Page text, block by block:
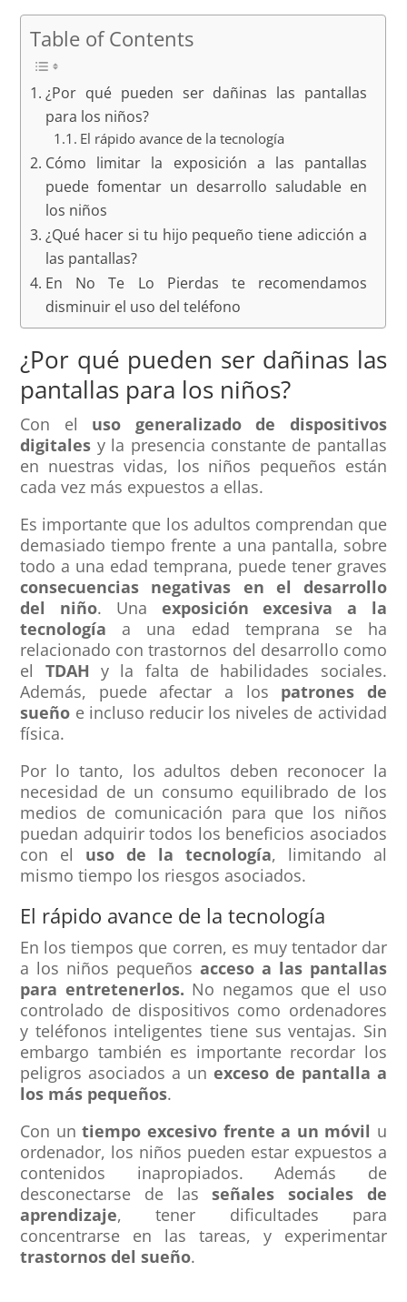
Table of Contents
¿Por qué pueden ser dañinas las pantallas
para los niños?
El rápido avance de la tecnología
Cómo limitar la exposición a las pantallas
puede fomentar un desarrollo saludable en
los niños
¿Qué hacer si tu hijo pequeño tiene adicción a
las pantallas?
En No Te Lo Pierdas te recomendamos
disminuir el uso del teléfono
¿Por qué pueden ser dañinas las
pantallas para los niños?
Con el uso generalizado de dispositivos
digitales y la presencia constante de pantallas
en nuestras vidas, los niños pequeños están
cada vez más expuestos a ellas.
Es importante que los adultos comprendan que
demasiado tiempo frente a una pantalla, sobre
todo a una edad temprana, puede tener graves
consecuencias negativas en el desarrollo
del niño. Una exposición excesiva a la
tecnología a una edad temprana se ha
relacionado con trastornos del desarrollo como
el TDAH y la falta de habilidades sociales.
Además, puede afectar a los patrones de
sueño e incluso reducir los niveles de actividad
física.
Por lo tanto, los adultos deben reconocer la
necesidad de un consumo equilibrado de los
medios de comunicación para que los niños
puedan adquirir todos los beneficios asociados
con el uso de la tecnología, limitando al
mismo tiempo los riesgos asociados.
El rápido avance de la tecnología
En los tiempos que corren, es muy tentador dar
a los niños pequeños acceso a las pantallas
para entretenerlos. No negamos que el uso
controlado de dispositivos como ordenadores
y teléfonos inteligentes tiene sus ventajas. Sin
embargo también es importante recordar los
peligros asociados a un exceso de pantalla a
los más pequeños.
Con untiempo excesivo frente a un móvil u
ordenador, los niños pueden estar expuestos a
contenidos inapropiados. Además de
desconectarse de lasseñales sociales de
aprendizaje, tener dificultades para
concentrarse en las tareas, y experimentar
trastornos del sueño.